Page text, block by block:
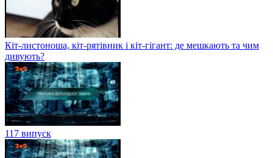
Кіт-листоноша, кіт-рятівник і кіт-гігант: де мешкають та чим
дивують?
117 випуск